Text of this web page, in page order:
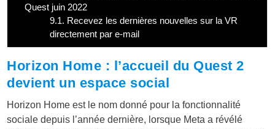
Quest juin 2022
9.1. Recevez les dernières nouvelles sur la VR
directement par e-mail
Horizon Home : l’accueil du Quest 2
devient un espace social
Horizon Home est le nom donné pour la fonctionnalité
sociale depuis l’année dernière, lorsque Meta a révélé